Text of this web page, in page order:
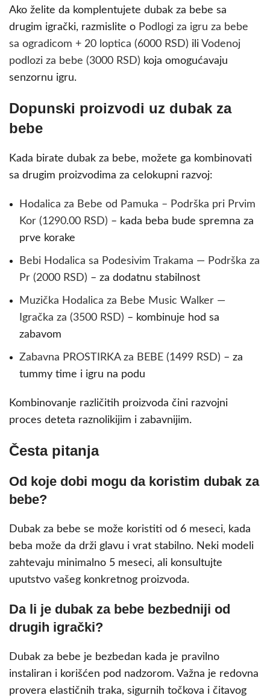
Ako želite da komplentujete dubak za bebe sa
drugim igrački, razmislite o Podlogi za igru za bebe
sa ogradicom + 20 loptica (6000 RSD) ili Vodenoj
podlozi za bebe (3000 RSD) koja omogućavaju
senzornu igru.
Dopunski proizvodi uz dubak za
bebe
Kada birate dubak za bebe, možete ga kombinovati
sa drugim proizvodima za celokupni razvoj:
Hodalica za Bebe od Pamuka – Podrška pri Prvim
Kor (1290.00 RSD) – kada beba bude spremna za
prve korake
Bebi Hodalica sa Podesivim Trakama — Podrška za
Pr (2000 RSD) – za dodatnu stabilnost
Muzička Hodalica za Bebe Music Walker —
Igračka za (3500 RSD) – kombinuje hod sa
zabavom
Zabavna PROSTIRKA za BEBE (1499 RSD) – za
tummy time i igru na podu
Kombinovanje različitih proizvoda čini razvojni
proces deteta raznolikijim i zabavnijim.
Česta pitanja
Od koje dobi mogu da koristim dubak za
bebe?
Dubak za bebe se može koristiti od 6 meseci, kada
beba može da drži glavu i vrat stabilno. Neki modeli
zahtevaju minimalno 5 meseci, ali konsultujte
uputstvo vašeg konkretnog proizvoda.
Da li je dubak za bebe bezbedniji od
drugih igrački?
Dubak za bebe je bezbedan kada je pravilno
instaliran i korišćen pod nadzorom. Važna je redovna
provera elastičnih traka, sigurnih točkova i čitavog